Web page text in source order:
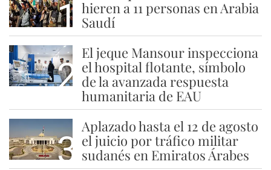
1 hieren a 11 personas en Arabia
Saudí
2
El jeque Mansour inspecciona
el hospital flotante, símbolo
de la avanzada respuesta
humanitaria de EAU
3
Aplazado hasta el 12 de agosto
el juicio por tráfico militar
sudanés en Emiratos Árabes